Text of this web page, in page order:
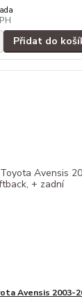
Přidat do
Avensis 2003-